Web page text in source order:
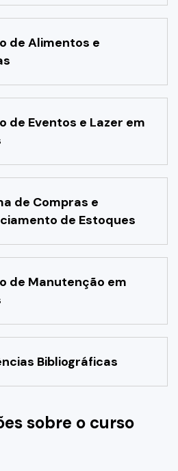
de Alimentos e
de Eventos e Lazer em
de Compras e
de Estoques
de Manutenção em
Bibliográficas
sobre o curso